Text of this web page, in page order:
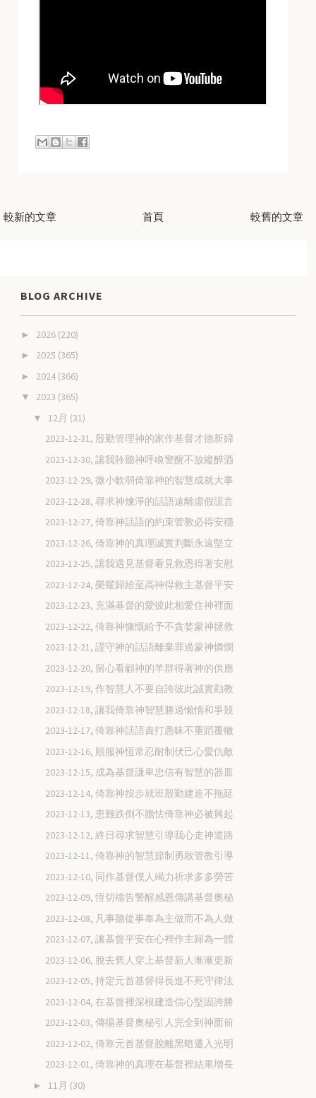
較新的文章 較舊的文章
首頁
BLOG ARCHIVE
► 2026 (220)
► 2025 (365)
► 2024 (366)
▼ 2023 (365)
▼ 12月 (31)
2023-12-31, 殷勤管理神的家作基督才德新婦
2023-12-30, 讓我聆聽神呼喚警醒不放縱醉酒
2023-12-29, 微小軟弱倚靠神的智慧成就大事
2023-12-28, 尋求神煉淨的話語遠離虛假謊言
2023-12-27, 倚靠神話語的約束管教必得安穩
2023-12-26, 倚靠神的真理誠實判斷永遠堅立
2023-12-25, 讓我遇見基督看見救恩得著安慰
2023-12-24, 榮耀歸給至高神得救主基督平安
2023-12-23, 充滿基督的愛彼此相愛住神裡面
2023-12-22, 倚靠神慷慨給予不貪婪蒙神拯救
2023-12-21, 謹守神的話語離棄罪過蒙神憐憫
2023-12-20, 留心看顧神的羊群得著神的供應
2023-12-19, 作智慧人不要自誇彼此誠實勸教
2023-12-18, 讓我倚靠神智慧勝過懶惰和爭競
2023-12-17, 倚靠神話語責打愚昧不重蹈覆轍
2023-12-16, 順服神恆常忍耐制伏己心愛仇敵
2023-12-15, 成為基督謙卑忠信有智慧的器皿
2023-12-14, 倚靠神按步就班殷勤建造不拖延
2023-12-13, 患難跌倒不膽怯倚靠神必被興起
2023-12-12, 終日尋求智慧引導我心走神道路
2023-12-11, 倚靠神的智慧節制勇敢管教引導
2023-12-10, 同作基督僕人竭力祈求多多勞苦
2023-12-09, 恆切禱告警醒感恩傳講基督奧秘
2023-12-08, 凡事聽從事奉為主做而不為人做
2023-12-07, 讓基督平安在心裡作主歸為一體
2023-12-06, 脫去舊人穿上基督新人漸漸更新
2023-12-05, 持定元首基督得長進不死守律法
2023-12-04, 在基督裡深根建造信心堅固誇勝
2023-12-03, 傳揚基督奧秘引人完全到神面前
2023-12-02, 倚靠元首基督脫離黑暗遷入光明
2023-12-01, 倚靠神的真理在基督裡結果增長
► 11月 (30)